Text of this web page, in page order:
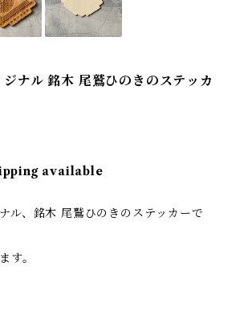
ジナル 銘木 尾鷲ひのきのステッカ
available
ル、銘木 尾鷲ひのきのステッカーで
す。